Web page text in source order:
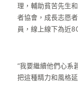
理，輔助貧苦先生
者協會，成長志愿
員，線上線下為近
“我要繼續他們心系
把這種精力和風格